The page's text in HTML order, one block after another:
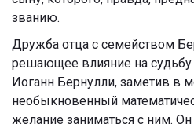
званию.
Дружба отца с семейством
решающее влияние на судьбу
Иоганн Бернулли, заметив в
необыкновенный
желание заниматься с ним.